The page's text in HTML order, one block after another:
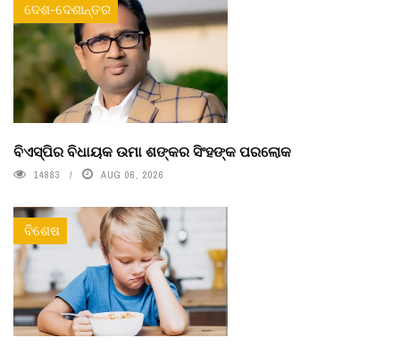
ଦେଶ-ଦେଶାନ୍ତର
ବିଏସ୍‌ପିର ବିଧାୟକ ଉମା ଶଙ୍କର ସିଂହଙ୍କ ପରଲୋକ
14883 AUG 06, 2026
ବିଶେଷ